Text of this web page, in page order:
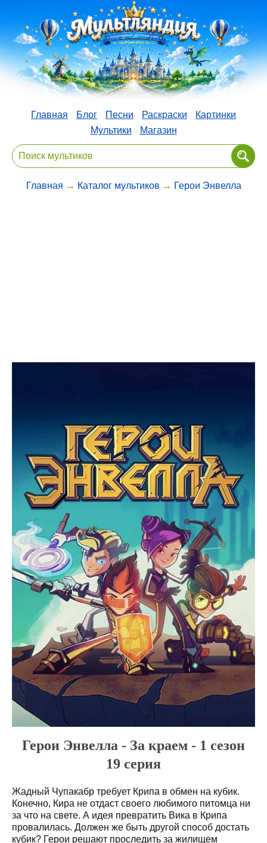
Главная Блог Песни Раскраски
Картинки
Мультики
Магазин
Главная → Каталог мультиков → Герои Энвелла
Герои Энвелла - За краем - 1 сезон
19 серия
Жадный Чупакабр требует Крипа в обмен на кубик.
Конечно, Кира не отдаст своего любимого питомца ни
за что на свете. А идея превратить Вика в Крипа
провалилась. Должен же быть другой способ достать
кубик? Герои решают проследить за жилищем